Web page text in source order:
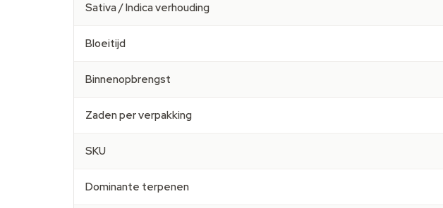
Sativa / Indica verhouding
Bloeitijd
Binnenopbrengst
Zaden per verpakking
SKU
Dominante terpenen